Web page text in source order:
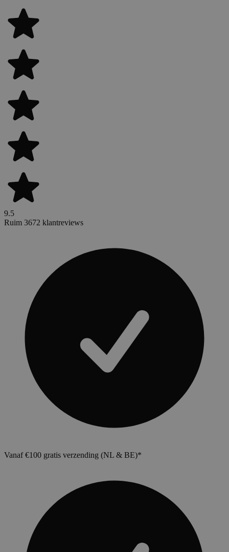
9.5
Ruim 3672 klantreviews
Vanaf €100 gratis verzending (NL & BE)*